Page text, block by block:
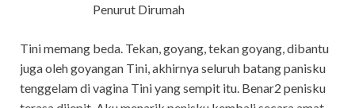
Penurut Dirumah
Tini memang beda. Tekan, goyang, tekan goyang, dibantu
juga oleh goyangan Tini, akhirnya seluruh batang panisku
tenggelam di vagina Tini yang sempit itu. Benar2 penisku